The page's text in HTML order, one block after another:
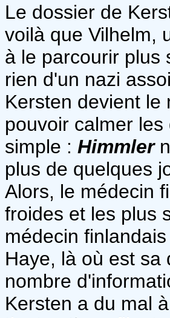
Le dossier de
voilà que Vilhelm,
à le parcourir plus
rien d'un nazi
Kersten devient le
pouvoir calmer
simple : Himmler
plus de quelques
Alors, le médecin
froides et les plus
médecin
Haye, là où est sa
nombre
Kersten a du mal